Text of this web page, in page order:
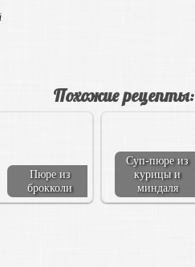
Похожие рецепты:
Пюре из
брокколи
Суп-пюре из
курицы и
миндаля